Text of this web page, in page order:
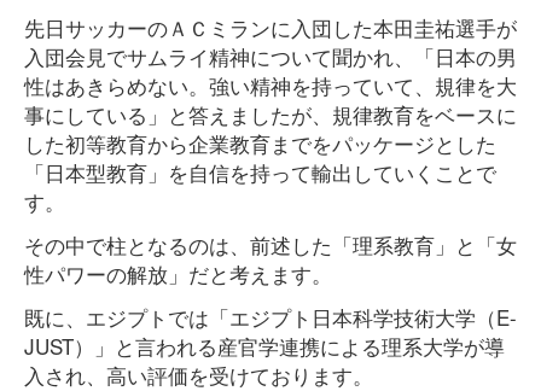
先日サッカーのＡＣミランに入団した本田圭祐選手が
入団会見でサムライ精神について聞かれ、「日本の男
性はあきらめない。強い精神を持っていて、規律を大
事にしている」と答えましたが、規律教育をベースに
した初等教育から企業教育までをパッケージとした
「日本型教育」を自信を持って輸出していくことで
す。
その中で柱となるのは、前述した「理系教育」と「女
性パワーの解放」だと考えます。
既に、エジプトでは「エジプト日本科学技術大学（E-
JUST）」と言われる産官学連携による理系大学が導
入され、高い評価を受けております。